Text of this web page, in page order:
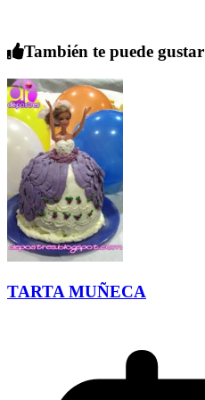
También te puede gustar
TARTA MUÑECA